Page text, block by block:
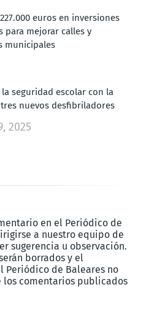
euros en inversiones
para mejorar calles y
municipales
seguridad escolar con la
nuevos desfibriladores
2025
en el Periódico de
a nuestro equipo de
sugerencia u observación.
borrados y el
Periódico de Baleares no
los comentarios publicados